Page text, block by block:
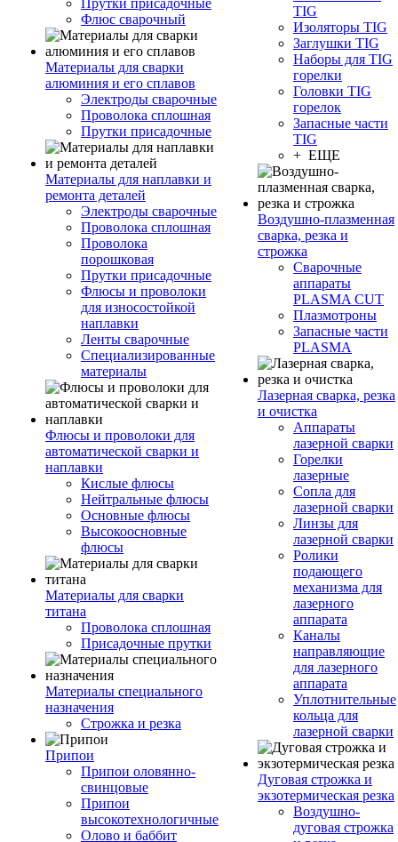
Прутки присадочные
Флюс сварочный
Материалы для сварки
алюминия и его сплавов
Электроды сварочные
Проволока сплошная
Прутки присадочные
Материалы для наплавки и
ремонта деталей
Электроды сварочные
Проволока сплошная
Проволока
порошковая
Прутки присадочные
Флюсы и проволоки
для износостойкой
наплавки
Ленты сварочные
Специализированные
материалы
Флюсы и проволоки для
автоматической сварки и
наплавки
Кислые флюсы
Нейтральные флюсы
Основные флюсы
Высокоосновные
флюсы
Материалы для сварки
титана
Проволока сплошная
Присадочные прутки
Материалы специального
назначения
Строжка и резка
Припои
Припои оловянно-
свинцовые
Припои
высокотехнологичные
Олово и баббит
TIG
Изоляторы TIG
Заглушки TIG
Наборы для TIG
горелки
Головки TIG
горелок
Запасные части
TIG
+ ЕЩЕ
Воздушно-плазменная
сварка, резка и
строжка
Сварочные
аппараты
PLASMA CUT
Плазмотроны
Запасные части
PLASMA
Лазерная сварка, резка
и очистка
Аппараты
лазерной сварки
Горелки
лазерные
Сопла для
лазерной сварки
Линзы для
лазерной сварки
Ролики
подающего
механизма для
лазерного
аппарата
Каналы
направляющие
для лазерного
аппарата
Уплотнительные
кольца для
лазерной сварки
Дуговая строжка и
экзотермическая резка
Воздушно-
дуговая строжка